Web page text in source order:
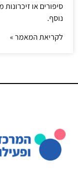
סיפורים או
נוסף.
לקריאת המאמר »